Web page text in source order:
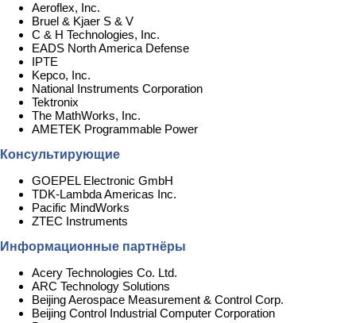
Aeroflex, Inc.
Bruel & Kjaer S & V
C & H Technologies, Inc.
EADS North America Defense
IPTE
Kepco, Inc.
National Instruments Corporation
Tektronix
The MathWorks, Inc.
AMETEK Programmable Power
Консультирующие
GOEPEL Electronic GmbH
TDK-Lambda Americas Inc.
Pacific MindWorks
ZTEC Instruments
Информационные партнёры
Acery Technologies Co. Ltd.
ARC Technology Solutions
Beijing Aerospace Measurement & Control Corp.
Beijing Control Industrial Computer Corporation